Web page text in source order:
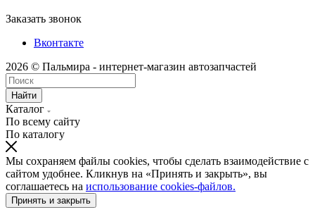
Заказать звонок
Вконтакте
2026 © Пальмира - интернет-магазин автозапчастей
Найти
Каталог
По всему сайту
По каталогу
Мы сохраняем файлы cookies, чтобы сделать взаимодействие с
сайтом удобнее. Кликнув на «Принять и закрыть», вы
соглашаетесь на использование cookies-файлов.
Принять и закрыть